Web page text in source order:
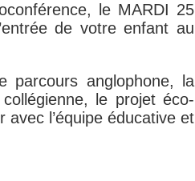
le MARDI 25
de votre enfant au
parcours anglophone, la
le projet éco-
l’équipe éducative et